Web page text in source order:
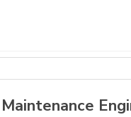
Maintenance